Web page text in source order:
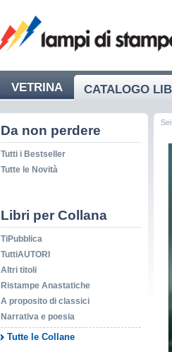
VETRINA CATALOGO
NEWS
Da non perdere
Tutti i Bestseller
Tutte le Novità
Libri per Collana
TiPubblica
TuttiAUTORI
Altri titoli
Ristampe Anastatiche
A proposito di classici
Narrativa e poesia
Tutte le Collane